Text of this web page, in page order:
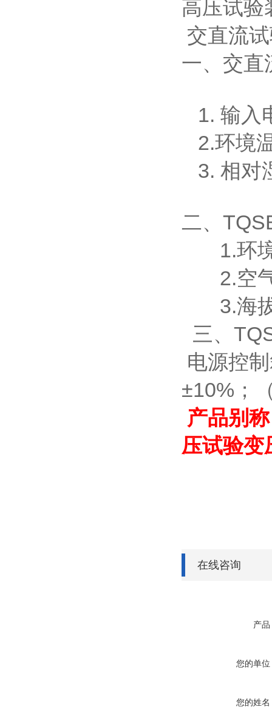
高压试验
交直流
一、交直
1. 输入
2.环境
3. 相对
二、
1.环境
2.空气
3.海拔
三、
电源控
±10%；
产品别
压试验变
在线咨询
产品
您的单位
您的姓名